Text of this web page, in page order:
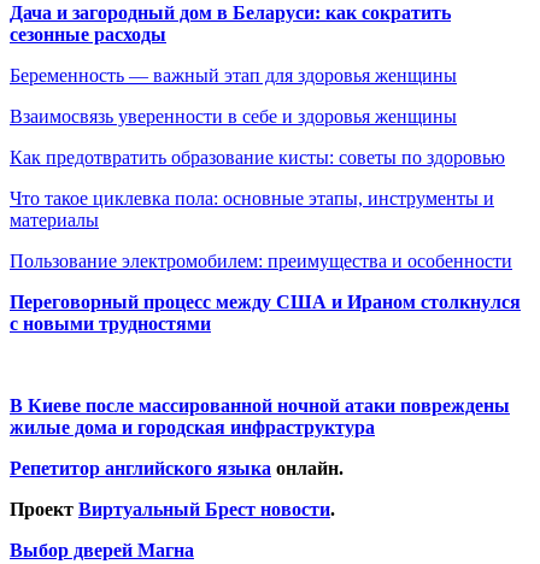
Дача и загородный дом в Беларуси: как сократить
сезонные расходы
Беременность — важный этап для здоровья женщины
Взаимосвязь уверенности в себе и здоровья женщины
Как предотвратить образование кисты: советы по здоровью
Что такое циклевка пола: основные этапы, инструменты и
материалы
Пользование электромобилем: преимущества и особенности
Переговорный процесс между США и Ираном столкнулся
с новыми трудностями
В Киеве после массированной ночной атаки повреждены
жилые дома и городская инфраструктура
Репетитор английского языка онлайн.
Проект Виртуальный Брест новости.
Выбор дверей Магна